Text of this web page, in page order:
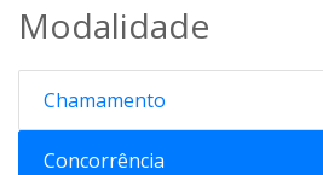
Modalidade
Chamamento
Concorrência